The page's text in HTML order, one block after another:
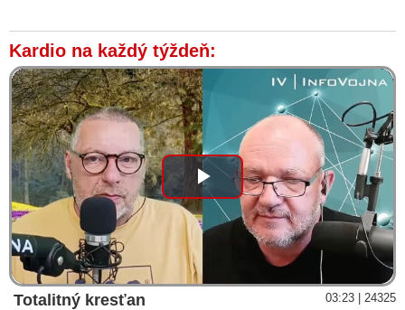
Kardio na každý týždeň:
Play
Video
Totalitný kresťan
03:23 | 24325